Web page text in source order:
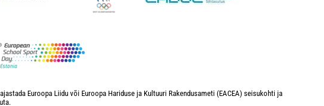
Euroopa Liidu või Euroopa Hariduse ja Kultuuri Rakendusameti (EACEA) seisukohti ja